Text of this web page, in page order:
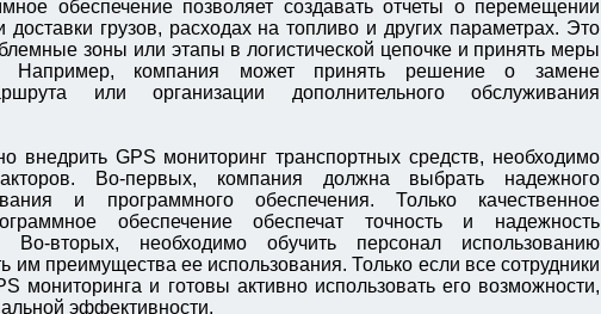
обеспечение позволяет создавать отчеты о перемещении
грузов, расходах на топливо и других параметрах. Это
зоны или этапы в логистической цепочке и принять меры
Например, компания может принять решение о замене
или организации дополнительного обслуживания
внедрить GPS мониторинг транспортных средств, необходимо
Во-первых, компания должна выбрать надежного
и программного обеспечения. Только качественное
обеспечение обеспечат точность и надежность
Во-вторых, необходимо обучить персонал использованию
им преимущества ее использования. Только если все сотрудники
мониторинга и готовы активно использовать его возможности,
эффективности.